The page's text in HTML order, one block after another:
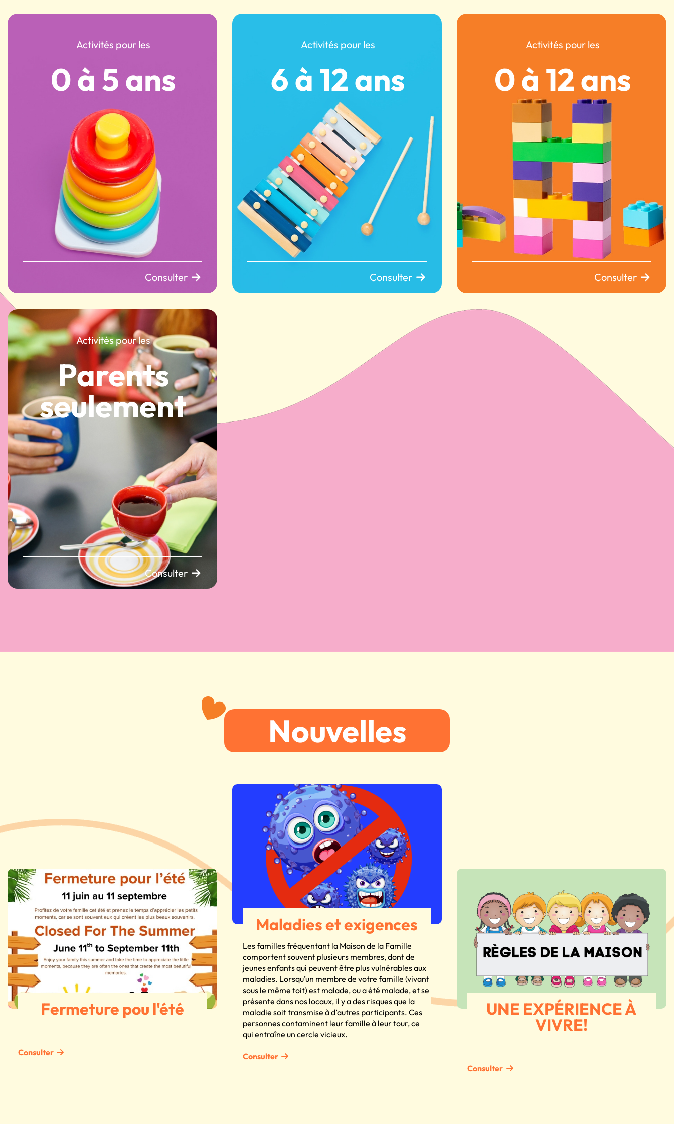
Activités pour les
0 à 5 ans
Consulter
Activités pour les
6 à 12 ans
Consulter
Activités pour les
0 à 12 ans
Consulter
Activités pour les
Parents
seulement
Consulter
Nouvelles
Fermeture pou l'été
Consulter
Maladies et exigences
Les familles fréquentant la Maison de la Famille
comportent souvent plusieurs membres, dont de
jeunes enfants qui peuvent être plus vulnérables aux
maladies. Lorsqu’un membre de votre famille (vivant
sous le même toit) est malade, ou a été malade, et se
présente dans nos locaux, il y a des risques que la
maladie soit transmise à d’autres participants. Ces
personnes contaminent leur famille à leur tour, ce
qui entraîne un cercle vicieux.
Consulter
UNE EXPÉRIENCE À
VIVRE!
Consulter